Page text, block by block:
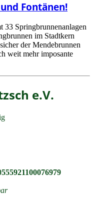
Fontänen!
33 Springbrunnenanlagen
im Stadtkern
der Mendebrunnen
weit mehr imposante
e.V.